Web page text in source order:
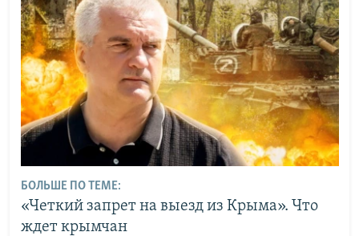
БОЛЬШЕ ПО ТЕМЕ:
«Четкий запрет на выезд из Крыма». Что
ждет крымчан